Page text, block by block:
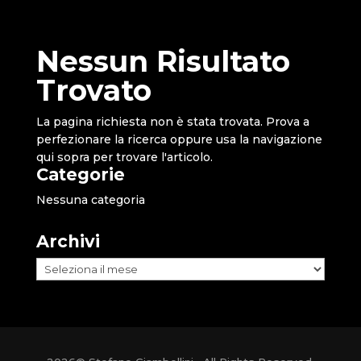
Nessun Risultato
Trovato
La pagina richiesta non è stata trovata. Prova a
perfezionare la ricerca oppure usa la navigazione
qui sopra per trovare l'articolo.
Categorie
Nessuna categoria
Archivi
Archivi